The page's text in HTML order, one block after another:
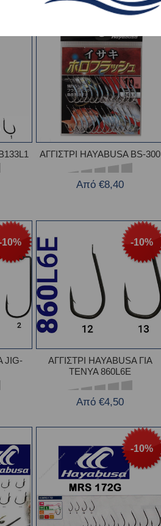
ΑΓΓΙΣΤΡΙ HAYABUSA BS-300
Από €8,40
10%
JIG-
-10%
ΑΓΓΙΣΤΡΙ HAYABUSA ΓΙΑ
TENYA 860L6E
Από €4,50
-10%